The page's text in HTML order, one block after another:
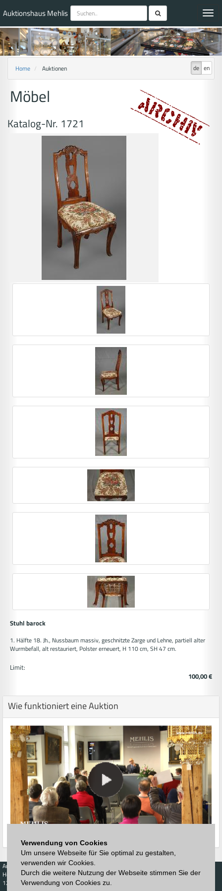
Verwendung von Cookies
Um unsere Webseite für Sie optimal zu gestalten,
verwenden wir Cookies.
Durch die weitere Nutzung der Webseite stimmen Sie der
Verwendung von Cookies zu.
Auktionshaus Mehlis
de en
Home Auktionen
Möbel
Katalog-Nr. 1721
Stuhl barock
1. Hälfte 18. Jh., Nussbaum massiv, geschnitzte Zarge und Lehne, partiell alter
Wurmbefall, alt restauriert, Polster erneuert, H 110 cm, SH 47 cm.
Limit:
100,00 €
Wie funktioniert eine Auktion
Auktionen
Höchstzuschläge
123. Auktion
Kaufen
Kalender
Höchstzuschläge